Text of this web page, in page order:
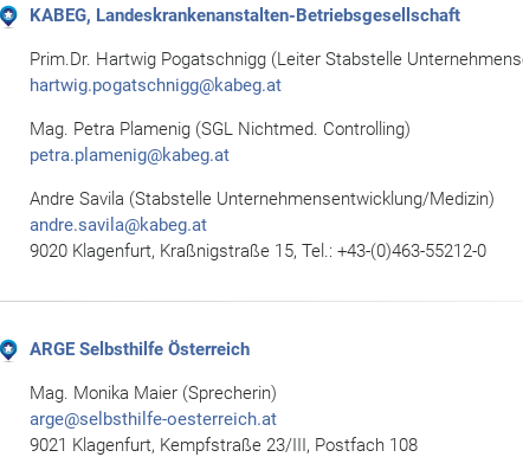
KABEG, Landeskrankenanstalten-Betriebsgesellschaft
Prim.Dr. Hartwig Pogatschnigg (Leiter Stabstelle
hartwig.pogatschnigg@kabeg.at
Mag. Petra Plamenig (SGL Nichtmed. Controlling)
petra.plamenig@kabeg.at
Andre Savila (Stabstelle Unternehmensentwicklung/Medizin)
andre.savila@kabeg.at
9020 Klagenfurt, Kraßnigstraße 15, Tel.: +43-(0)463-55212-0
ARGE Selbsthilfe Österreich
Mag. Monika Maier (Sprecherin)
arge@selbsthilfe-oesterreich.at
9021 Klagenfurt, Kempfstraße 23/III, Postfach 108